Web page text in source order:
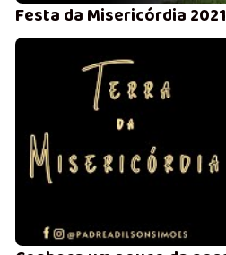
Festa da Misericórdia 2021